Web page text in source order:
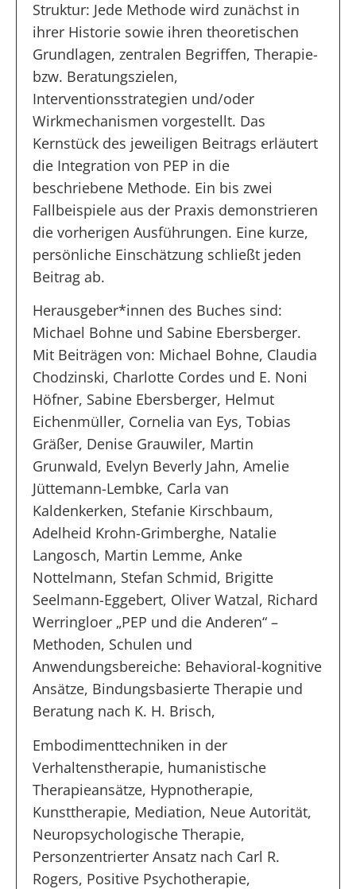
Struktur: Jede Methode wird zunächst in
ihrer Historie sowie ihren theoretischen
Grundlagen, zentralen Begriffen, Therapie-
bzw. Beratungszielen,
Interventionsstrategien und/oder
Wirkmechanismen vorgestellt. Das
Kernstück des jeweiligen Beitrags erläutert
die Integration von PEP in die
beschriebene Methode. Ein bis zwei
Fallbeispiele aus der Praxis demonstrieren
die vorherigen Ausführungen. Eine kurze,
persönliche Einschätzung schließt jeden
Beitrag ab.
Herausgeber*innen des Buches sind:
Michael Bohne und Sabine Ebersberger.
Mit Beiträgen von: Michael Bohne, Claudia
Chodzinski, Charlotte Cordes und E. Noni
Höfner, Sabine Ebersberger, Helmut
Eichenmüller, Cornelia van Eys, Tobias
Gräßer, Denise Grauwiler, Martin
Grunwald, Evelyn Beverly Jahn, Amelie
Jüttemann-Lembke, Carla van
Kaldenkerken, Stefanie Kirschbaum,
Adelheid Krohn-Grimberghe, Natalie
Langosch, Martin Lemme, Anke
Nottelmann, Stefan Schmid, Brigitte
Seelmann-Eggebert, Oliver Watzal, Richard
Werringloer „PEP und die Anderen“ –
Methoden, Schulen und
Anwendungsbereiche: Behavioral-kognitive
Ansätze, Bindungsbasierte Therapie und
Beratung nach K. H. Brisch,
Embodimenttechniken in der
Verhaltenstherapie, humanistische
Therapieansätze, Hypnotherapie,
Kunsttherapie, Mediation, Neue Autorität,
Neuropsychologische Therapie,
Personzentrierter Ansatz nach Carl R.
Rogers, Positive Psychotherapie,